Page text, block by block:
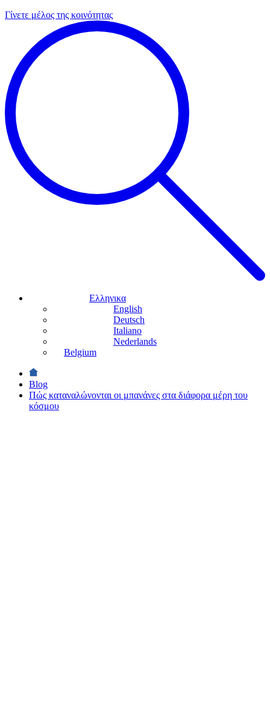
Γίνετε μέλος της κοινότητας
Ελληνικα
English
Deutsch
Italiano
Nederlands
Belgium
Blog
Πώς καταναλώνονται οι μπανάνες στα διάφορα μέρη του
κόσμου